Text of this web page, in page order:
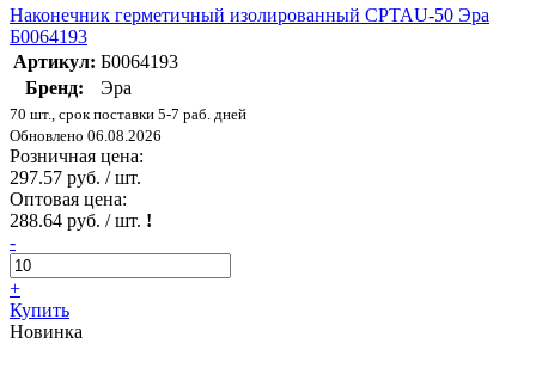
Наконечник герметичный изолированный CPTAU-50 Эра
Б0064193
Артикул: Б0064193
Бренд:
Эра
70 шт., срок поставки 5-7 раб. дней
Обновлено 06.08.2026
Розничная цена:
297.57 руб. / шт.
Оптовая цена:
288.64 руб. / шт. !
-
+
Купить
Новинка